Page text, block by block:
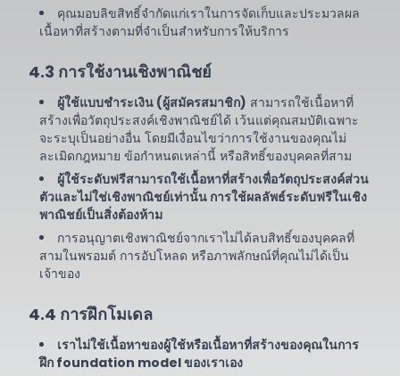
คุณมอบลิขสิทธิ์จำกัดแก่เราในการจัดเก็บและประมวลผล
เนื้อหาที่สร้างตามที่จำเป็นสำหรับการให้บริการ
4.3 การใช้งานเชิงพาณิชย์
ผู้ใช้แบบชำระเงิน (ผู้สมัครสมาชิก) สามารถใช้เนื้อหาที่
สร้างเพื่อวัตถุประสงค์เชิงพาณิชย์ได้ เว้นแต่คุณสมบัติเฉพาะ
จะระบุเป็นอย่างอื่น โดยมีเงื่อนไขว่าการใช้งานของคุณไม่
ละเมิดกฎหมาย ข้อกำหนดเหล่านี้ หรือสิทธิ์ของบุคคลที่สาม
ผู้ใช้ระดับฟรีสามารถใช้เนื้อหาที่สร้างเพื่อวัตถุประสงค์ส่วน
ตัวและไม่ใช่เชิงพาณิชย์เท่านั้น การใช้ผลลัพธ์ระดับฟรีในเชิง
พาณิชย์เป็นสิ่งต้องห้าม
การอนุญาตเชิงพาณิชย์จากเราไม่ได้ลบสิทธิ์ของบุคคลที่
สามในพรอมต์ การอัปโหลด หรือภาพลักษณ์ที่คุณไม่ได้เป็น
เจ้าของ
4.4 การฝึกโมเดล
เราไม่ใช้เนื้อหาของผู้ใช้หรือเนื้อหาที่สร้างของคุณในการ
ฝึก foundation model ของเราเอง